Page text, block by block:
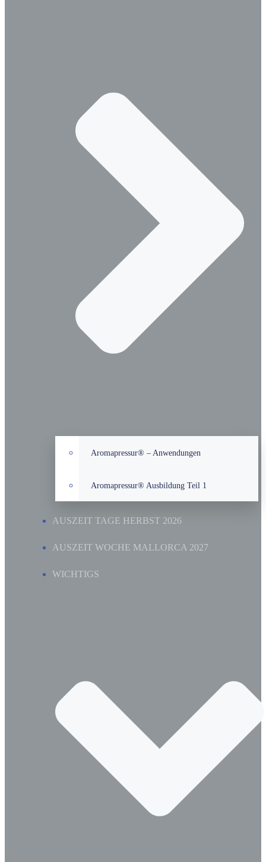
Aromapressur® – Anwendungen
Aromapressur® Ausbildung Teil 1
AUSZEIT TAGE HERBST 2026
AUSZEIT WOCHE MALLORCA 2027
WICHTIGS